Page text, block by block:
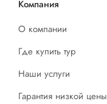
Компания
О компании
Где купить тур
Наши услуги
Гарантия низкой цены